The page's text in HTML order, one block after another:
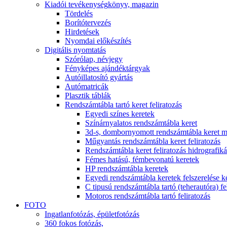
Kiadói tevékenységkönyv, magazin
Tördelés
Borítótervezés
Hirdetések
Nyomdai előkészítés
Digitális nyomtatás
Szórólap, névjegy
Fényképes ajándéktárgyak
Autóillatosító gyártás
Autómatricák
Plasztik táblák
Rendszámtábla tartó keret feliratozás
Egyedi színes keretek
Színárnyalatos rendszámtábla keret
3d-s, dombornyomott rendszámtábla keret
Műgyantás rendszámtábla keret feliratozás
Rendszámtábla keret feliratozás
Fémes hatású, fémbevonatú keretek
HP rendszámtábla keretek
Egyedi rendszámtábla keretek felszerelése
C tipusú rendszámtábla tartó (teherautóra)
Motoros rendszámtábla tartó feliratozás
FOTO
Ingatlanfotózás, épületfotózás
360 fokos fotózás,